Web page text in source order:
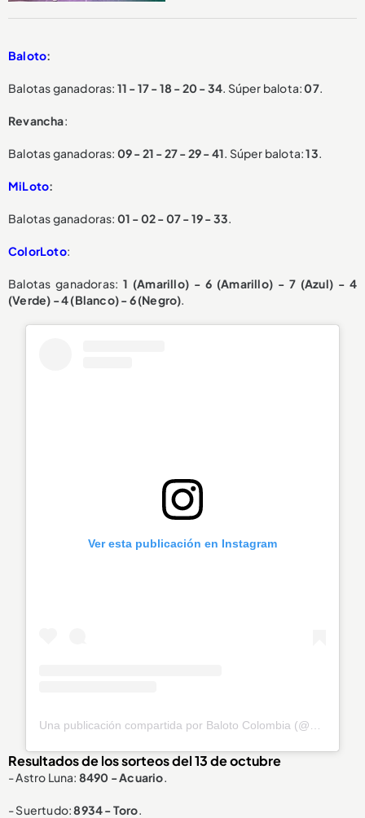
Baloto:
Balotas ganadoras: 11 - 17 - 18 - 20 - 34. Súper balota:07.
Revancha:
Balotas ganadoras: 09 - 21 - 27 - 29 - 41. Súper balota:13.
MiLoto:
Balotas ganadoras: 01 - 02 - 07 - 19 - 33.
ColorLoto:
Balotas ganadoras:1 (Amarillo) - 6 (Amarillo) - 7 (Azul) - 4
(Verde) - 4 (Blanco) - 6 (Negro).
Ver esta publicación en Instagram
Resultados de los sorteos del 13 de octubre
- Astro Luna: 8490 - Acuario.
- Suertudo:8934 - Toro.